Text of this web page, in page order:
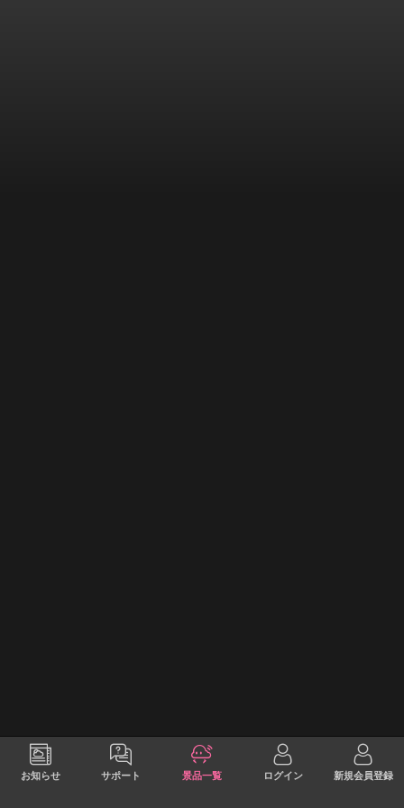
お知らせ サポート 景品一覧 ログイン 新規会員登録